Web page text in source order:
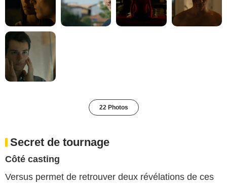
22 Photos
Secret de tournage
Côté casting
Versus permet de retrouver deux révélations de ces